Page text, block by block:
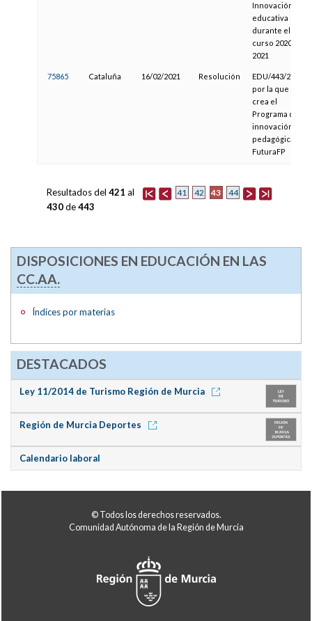
Innovación
educativa
durante el
curso 2020-
2021
75865 Cataluña 16/02/2021 Resolución
EDU/443/2021,
por la que se
crea el
Programa de
innovación
pedagógica
FuturaFP
41 42 43 44
Resultados del 421 al
430de443
DISPOSICIONES EN EDUCACIÓN EN LAS
CC.AA.
Índices por materias
DESTACADOS
Ley 11/2014 de Turismo Región de Murcia
Región de Murcia Deportes
Calendario laboral
© Todos los derechos reservados.
Comunidad Autónoma de la Región de Murcia